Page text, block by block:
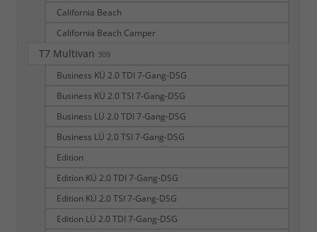
California Beach
California Beach Camper
T7 Multivan 309
Business KÜ 2.0 TDI 7-Gang-DSG
Business KÜ 2.0 TSI 7-Gang-DSG
Business LÜ 2.0 TDI 7-Gang-DSG
Business LÜ 2.0 TSI 7-Gang-DSG
Edition
Edition KÜ 2.0 TDI 7-Gang-DSG
Edition KÜ 2.0 TSI 7-Gang-DSG
Edition LÜ 2.0 TDI 7-Gang-DSG